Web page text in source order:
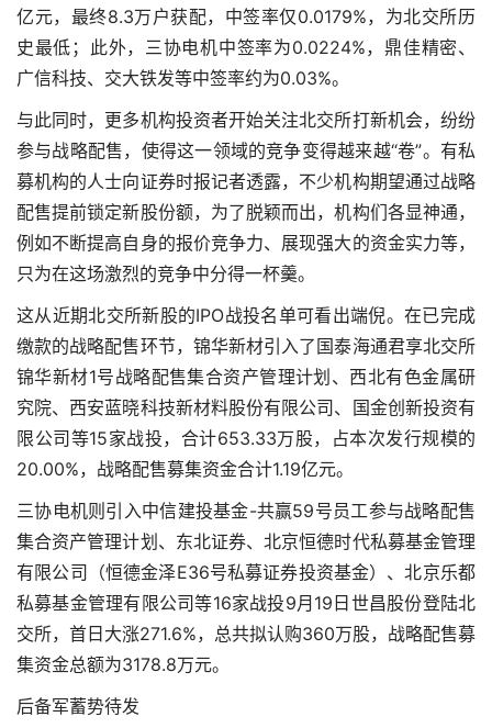
亿元，最终8.3万户获配，中签率仅0.0179%，为北交所历
史最低；此外，三协电机中签率为0.0224%，鼎佳精密、
广信科技、交大铁发等中签率约为0.03%。
与此同时，更多机构投资者开始关注北交所打新机会，纷纷
参与战略配售，使得这一领域的竞争变得越来越“卷”。有私
募机构的人士向证券时报记者透露，不少机构期望通过战略
配售提前锁定新股份额，为了脱颖而出，机构们各显神通，
例如不断提高自身的报价竞争力、展现强大的资金实力等，
只为在这场激烈的竞争中分得一杯羹。
这从近期北交所新股的IPO战投名单可看出端倪。在已完成
缴款的战略配售环节，锦华新材引入了国泰海通君享北交所
锦华新材1号战略配售集合资产管理计划、西北有色金属研
究院、西安蓝晓科技新材料股份有限公司、国金创新投资有
限公司等15家战投，合计653.33万股，占本次发行规模的
20.00%，战略配售募集资金合计1.19亿元。
三协电机则引入中信建投基金-共赢59号员工参与战略配售
集合资产管理计划、东北证券、北京恒德时代私募基金管理
有限公司（恒德金泽E36号私募证券投资基金）、北京乐都
私募基金管理有限公司等16家战投9月19日世昌股份登陆北
交所，首日大涨271.6%，总共拟认购360万股，战略配售募
集资金总额为3178.8万元。
后备军蓄势待发